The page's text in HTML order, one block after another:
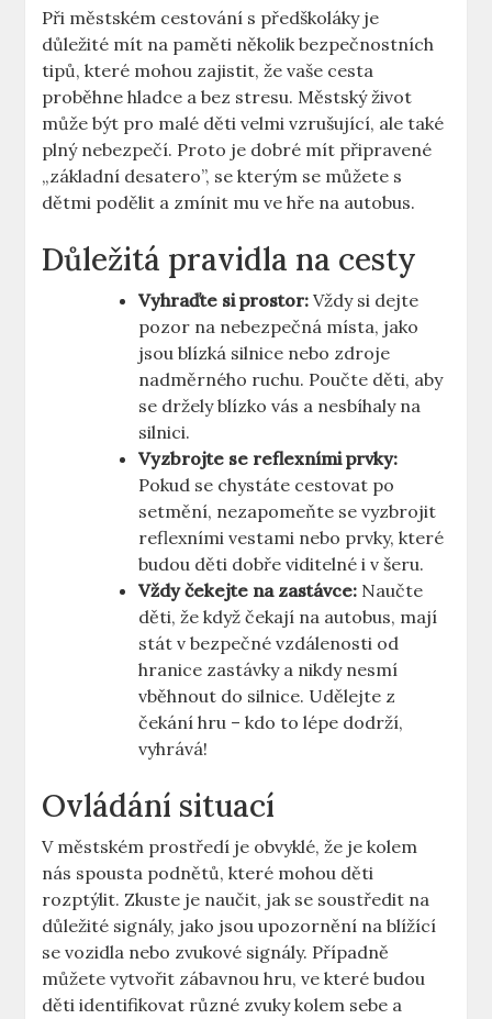
Při městském⁣ cestování​ s předškoláky je
⁣důležité mít na paměti několik bezpečnostních
tipů, které‍ mohou ​zajistit, že vaše cesta
proběhne hladce a bez ⁢stresu. Městský život
⁣může být pro malé děti velmi vzrušující, ale také
plný nebezpečí. Proto je dobré⁣ mít ⁢připravené
„základní desatero”,⁣ se kterým se ⁣můžete s
dětmi podělit ‍a zmínit mu ve hře ⁢na autobus.
Důležitá pravidla na cesty
Vyhraďte si prostor: Vždy‍ si dejte
pozor na nebezpečná místa, jako
jsou blízká silnice nebo zdroje
nadměrného ruchu. Poučte děti, aby
se‍ držely ⁣blízko ⁢vás a nesbíhaly na
‌silnici.
Vyzbrojte se reflexními prvky:
Pokud se chystáte cestovat po
setmění, nezapomeňte se ‍vyzbrojit
reflexními vestami nebo prvky, které⁣
budou ⁣děti dobře viditelné i v šeru.
Vždy čekejte na zastávce: Naučte
⁢děti, že ​když čekají na autobus, ⁣mají
⁣stát ⁣v bezpečné ⁤vzdálenosti od
hranice zastávky a nikdy nesmí
vběhnout do silnice. Udělejte ​z
čekání hru ‌– kdo to lépe dodrží,
vyhrává!
Ovládání ⁣situací
V ⁣městském prostředí je ‍obvyklé, že je ⁤kolem
nás spousta podnětů, které mohou děti
rozptýlit. Zkuste je naučit, jak se soustředit na
⁣důležité signály, jako jsou upozornění na blížící
se vozidla nebo⁤ zvukové signály.​ Případně
můžete vytvořit zábavnou hru, ve ⁣které budou
děti ‌identifikovat ⁢různé zvuky kolem sebe a